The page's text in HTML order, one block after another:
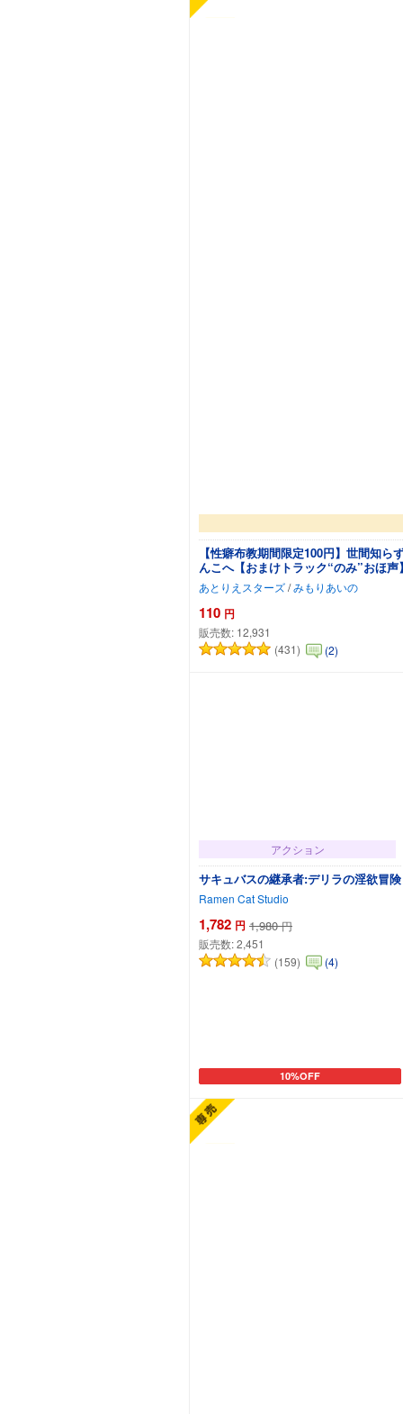
【性癖布教期間限定100円】世間知
んこへ【おまけトラック“のみ”おほ声
あとりえスターズ/みもりあいの
110 円
販売数: 12,931
(431)
(2)
アクション
サキュバスの継承者:デリラの淫欲冒険
Ramen Cat Studio
1,782 円 1,980 円
販売数:2,451
(159)
(4)
10%OFF
カートに追加